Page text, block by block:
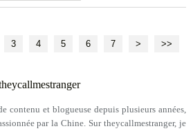
3 4 5 6 7 > >>
contenu et blogueuse depuis plusieurs années,
par la Chine. Sur theycallmestranger, je